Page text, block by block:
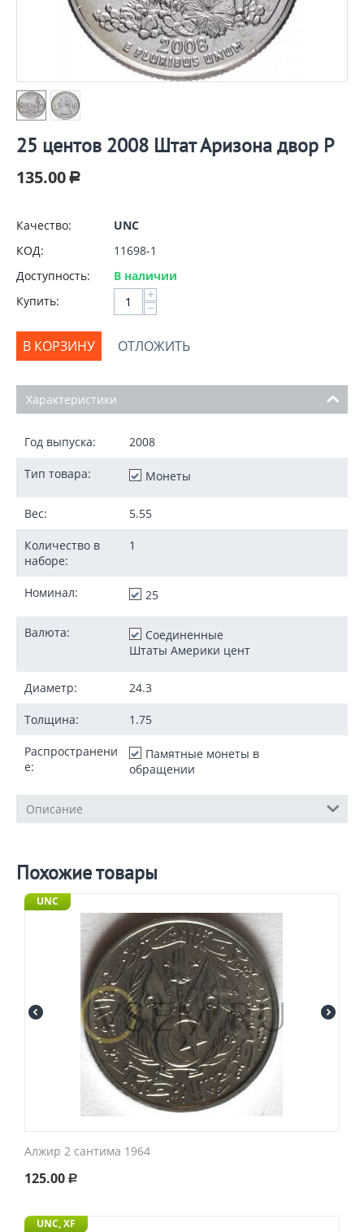
25 центов 2008 Штат Аризона двор P
135.00 Р
Качество:
UNC
КОД:
11698-1
Доступность:
В наличии
Купить:
+
−
В КОРЗИНУ ОТЛОЖИТЬ
Характеристики
Год выпуска: 2008
Тип товара: Монеты
Вес: 5.55
Количество в
наборе:
1
Номинал: 25
Валюта:
Соединенные
Штаты Америки цент
Диаметр: 24.3
Толщина: 1.75
Распространени
е:
Памятные монеты в
обращении
Описание
Похожие товары
UNC
Алжир 2 сантима 1964
125.00 Р
UNC, XF